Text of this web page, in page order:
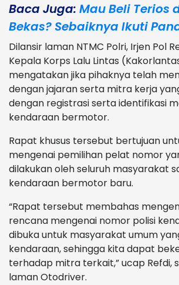
Baca Juga: Mau Beli Terios
Bekas? Sebaiknya Ikuti
Dilansir laman NTMC Polri, Irjen Pol
Kepala Korps Lalu Lintas
mengatakan jika pihaknya telah
dengan jajaran serta mitra kerja
dengan registrasi serta identifikasi
kendaraan bermotor.
Rapat khusus tersebut bertujuan
mengenai pemilihan pelat nomor
dilakukan oleh seluruh masyarakat
kendaraan bermotor baru.
“Rapat tersebut membahas
rencana mengenai nomor polisi
dibuka untuk masyarakat umum
kendaraan, sehingga kita dapat
terhadap mitra terkait,” ucap Refdi,
laman Otodriver.